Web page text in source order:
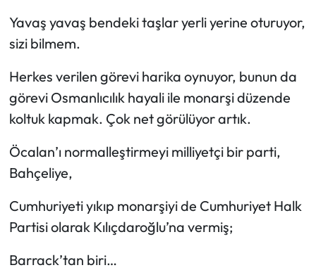
Yavaş yavaş bendeki taşlar yerli yerine oturuyor,
sizi bilmem.
Herkes verilen görevi harika oynuyor, bunun da
görevi Osmanlıcılık hayali ile monarşi düzende
koltuk kapmak. Çok net görülüyor artık.
Öcalan’ı normalleştirmeyi milliyetçi bir parti,
Bahçeliye,
Cumhuriyeti yıkıp monarşiyi de Cumhuriyet Halk
Partisi olarak Kılıçdaroğlu’na vermiş;
Barrack’tan biri…